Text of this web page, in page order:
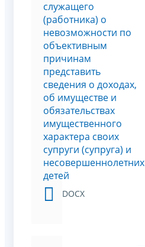
служащего
(работника) о
невозможности по
объективным
причинам
представить
сведения о доходах,
об имуществе и
обязательствах
имущественного
характера своих
супруги (супруга) и
несовершеннолетних
детей
DOCX